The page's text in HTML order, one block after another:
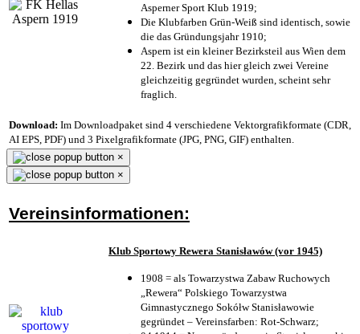
Asperner Sport Klub 1919;
Die Klubfarben Grün-Weiß sind identisch, sowie
die das Gründungsjahr 1910;
Aspern ist ein kleiner Bezirksteil aus Wien dem
22. Bezirk und das hier gleich zwei Vereine
gleichzeitig gegründet wurden, scheint sehr
fraglich.
Download: Im Downloadpaket sind 4 verschiedene Vektorgrafikformate (CDR,
AI EPS, PDF) und 3 Pixelgrafikformate (JPG, PNG, GIF) enthalten.
×
×
Vereinsinformationen:
Klub Sportowy Rewera Stanisławów (vor 1945)
1908 = als Towarzystwa Zabaw Ruchowych
„Rewera“ Polskiego Towarzystwa
Gimnastycznego Sokółw Stanisławowie
gegründet – Vereinsfarben: Rot-Schwarz;